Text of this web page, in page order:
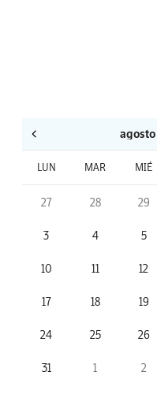
LUN MAR MIÉ
27 28 29
3 4 5
10 11 12
17 18 19
24 25 26
31 1 2